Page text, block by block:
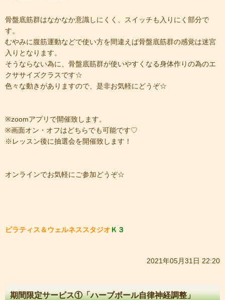
骨盤底筋群はなかなか意識しにくく、スイッチも入りにく部分で
す。
むやみに腹筋運動などで使い方を間違えば骨盤底筋群の感覚は迷宮
入りとなります。
そうならない為に、骨盤底筋群が使いやすくなる身体作りの為のエ
クササイズクラスです☆
色々な動きがありますので、是非お気軽にどうぞ☆
※zoomアプリで開催致します。
※画面オン・オフはどちらでも可能です♡
※レッスン後に抽選会を開催致します！
オンラインでお気軽にご参加どうぞ☆
ピラティス＆ウェルネススタジオ Ｋ３
2021年05月31日 22:20
期間限定サービス①「ハーブボール自律神経調整」